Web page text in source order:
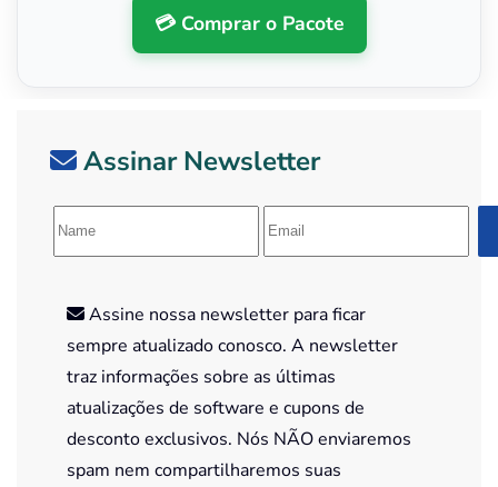
💳 Comprar o Pacote
Assinar Newsletter
Assine nossa newsletter para ficar
sempre atualizado conosco. A newsletter
traz informações sobre as últimas
atualizações de software e cupons de
desconto exclusivos. Nós NÃO enviaremos
spam nem compartilharemos suas